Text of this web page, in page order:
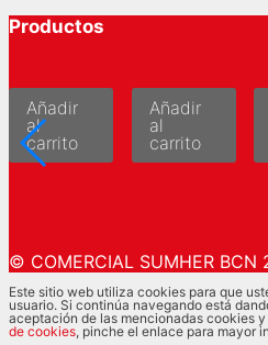
Productos
Añadir
al
carrito
Añadir
al
carrito
© COMERCIAL SUMHER BCN
Este sitio web utiliza cookies para que
usuario. Si continúa navegando está
aceptación de las mencionadas cookies
de cookies , pinche el enlace para mayor